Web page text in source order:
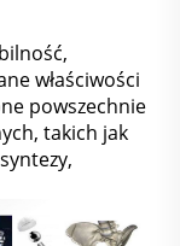
właściwości
powszechnie
takich jak